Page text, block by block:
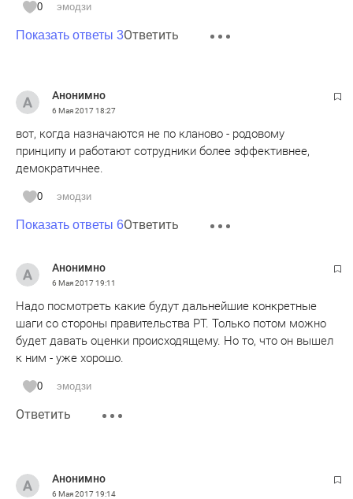
0 эмодзи
Показать ответы 3Ответить
Анонимно
6 Мая 201718:27
вот, когда назначаются не по кланово - родовому
принципу и работают сотрудники более эффективнее,
демократичнее.
0 эмодзи
Показать ответы 6Ответить
Анонимно
6 Мая 201719:11
Надо посмотреть какие будут дальнейшие конкретные
шаги со стороны правительства РТ. Только потом можно
будет давать оценки происходящему. Но то, что он вышел
к ним - уже хорошо.
0 эмодзи
Ответить
Анонимно
6 Мая 201719:14